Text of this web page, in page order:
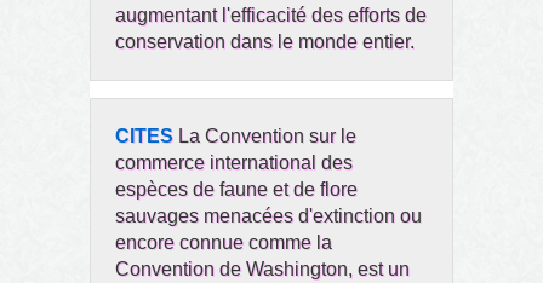
augmentant l'efficacité des efforts de
conservation dans le monde entier.
CITES La Convention sur le
commerce international des
espèces de faune et de flore
sauvages menacées d'extinction ou
encore connue comme la
Convention de Washington, est un